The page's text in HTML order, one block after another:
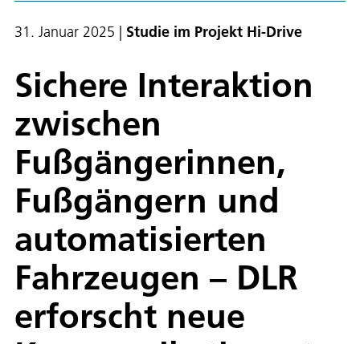
31. Januar 2025 | Studie im Projekt Hi-Drive
Sichere Interaktion
zwischen
Fußgängerinnen,
Fußgängern und
automatisierten
Fahrzeugen – DLR
erforscht neue